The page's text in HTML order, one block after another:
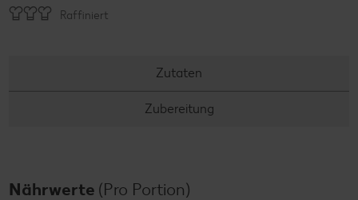
Raffiniert
Zutaten
Zubereitung
Nährwerte (Pro Portion)